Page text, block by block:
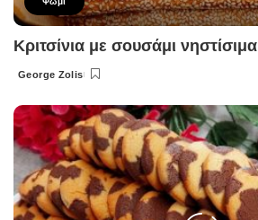
Κριτσίνια με σουσάμι νηστίσιμα
Posted
George Zolis